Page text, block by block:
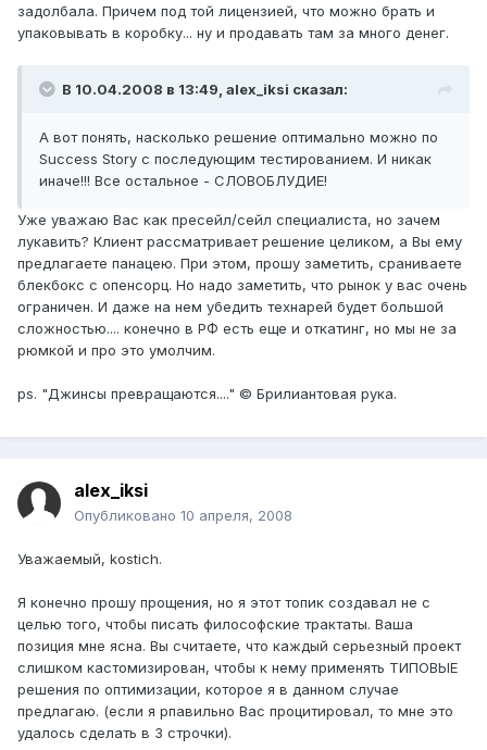
задолбала. Причем под той лицензией, что можно брать и
упаковывать в коробку... ну и продавать там за много денег.
В 10.04.2008 в 13:49, alex_iksi сказал:
А вот понять, насколько решение оптимально можно по
Success Story с последующим тестированием. И никак
иначе!!! Все остальное - СЛОВОБЛУДИЕ!
Уже уважаю Вас как пресейл/сейл специалиста, но зачем
лукавить? Клиент рассматривает решение целиком, а Вы ему
предлагаете панацею. При этом, прошу заметить, сраниваете
блекбокс с опенсорц. Но надо заметить, что рынок у вас очень
ограничен. И даже на нем убедить технарей будет большой
сложностью.... конечно в РФ есть еще и откатинг, но мы не за
рюмкой и про это умолчим.
ps. "Джинсы превращаются...." © Брилиантовая рука.
alex_iksi
Опубликовано 10 апреля, 2008
Уважаемый, kostich.
Я конечно прошу прощения, но я этот топик создавал не с
целью того, чтобы писать философские трактаты. Ваша
позиция мне ясна. Вы считаете, что каждый серьезный проект
слишком кастомизирован, чтобы к нему применять ТИПОВЫЕ
решения по оптимизации, которое я в данном случае
предлагаю. (если я рпавильно Вас процитировал, то мне это
удалось сделать в 3 строчки).